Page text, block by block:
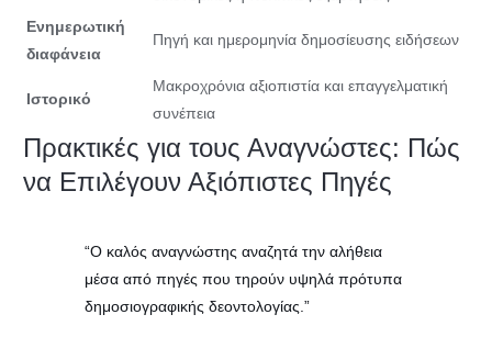
Ενημερωτική
διαφάνεια
Πηγή και ημερομηνία δημοσίευσης ειδήσεων
Ιστορικό
Μακροχρόνια αξιοπιστία και επαγγελματική
συνέπεια
Πρακτικές για τους Αναγνώστες: Πώς
να Επιλέγουν Αξιόπιστες Πηγές
“Ο καλός αναγνώστης αναζητά την αλήθεια
μέσα από πηγές που τηρούν υψηλά πρότυπα
δημοσιογραφικής δεοντολογίας.”